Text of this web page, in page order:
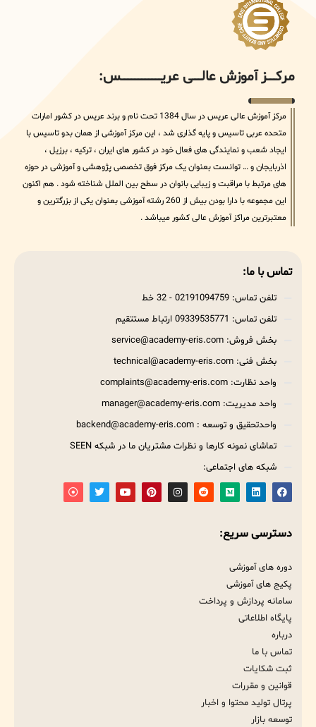
مرکــــــز آموزش عالــــــی عریــــــــــــــــــــــــــــس:
مرکز آموزش عالی عریس در سال 1384 تحت نام و برند عریس در کشور امارات
متحده عربی تاسیس و پایه گذاری شد ، این مرکز آموزشی از همان بدو تاسیس با
ایجاد شعب و نمایندگی های فعال خود در کشور های ایران ، ترکیه ، برزیل ،
اذربایجان و … توانست بعنوان یک مرکز فوق تخصصی پژوهشی و آموزشی در حوزه
های مرتبط با مراقبت و زیبایی بانوان در سطح بین الملل شناخته شود . هم اکنون
این مجموعه با دارا بودن بیش از 260 رشته آموزشی بعنوان یکی از بزرگترین و
معتبرترین مراکز آموزش عالی کشور میباشد .
تماس با ما:
تلفن تماس: 02191094759 - 32 خط
تلفن تماس: 09339535771 ارتباط مستتقیم
بخش فروش: service@academy-eris.com
بخش فنی: technical@academy-eris.com
واحد نظارت: complaints@academy-eris.com
واحد مدیریت: manager@academy-eris.com
واحدتحقیق و توسعه : backend@academy-eris.com
تماشای نمونه کارها و نظرات مشتریان ما در شبکه SEEN
شبکه های اجتماعی:
دسترسی سریع:
دوره های آموزشی
پکیج های آموزشی
سامانه پردازش و پرداخت
پایگاه اطلاعاتی
درباره
تماس با ما
ثبت شکایات
قوانین و مقررات
پرتال تولید محتوا و اخبار
توسعه بازار